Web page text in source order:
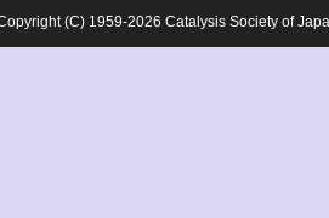
(C) 1959-2026 Catalysis Society of